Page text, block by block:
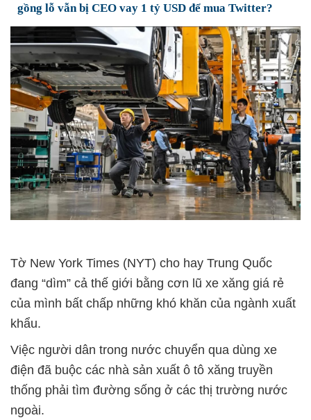
gồng lỗ vẫn bị CEO vay 1 tỷ USD để mua Twitter?
Tờ New York Times (NYT) cho hay Trung Quốc
đang “dìm” cả thế giới bằng cơn lũ xe xăng giá rẻ
của mình bất chấp những khó khăn của ngành xuất
khẩu.
Việc người dân trong nước chuyển qua dùng xe
điện đã buộc các nhà sản xuất ô tô xăng truyền
thống phải tìm đường sống ở các thị trường nước
ngoài.